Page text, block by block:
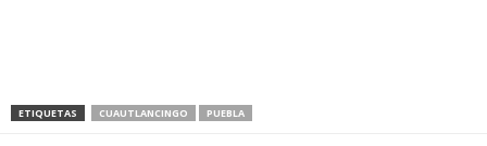
ETIQUETAS CUAUTLANCINGO PUEBLA